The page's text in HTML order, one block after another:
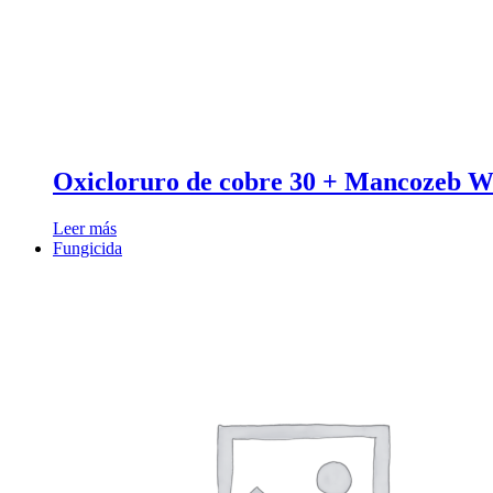
Oxicloruro de cobre 30 + Mancozeb
Leer más
Fungicida